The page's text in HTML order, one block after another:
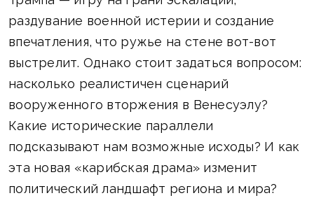
раздувание военной истерии и создание
впечатления, что ружье на стене вот-вот
выстрелит. Однако стоит задаться вопросом:
насколько реалистичен сценарий
вооруженного вторжения в Венесуэлу?
Какие исторические параллели
подсказывают нам возможные исходы? И как
эта новая «карибская драма» изменит
политический ландшафт региона и мира?